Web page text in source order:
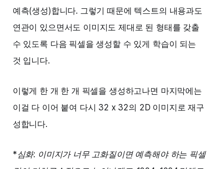
예측(생성)합니다. 그렇기 때문에 텍스트의 내용과도
연관이 있으면서도 이미지도 제대로 된 형태를 갖출
수 있도록 다음 픽셀을 생성할 수 있게 학습이 되는
것 입니다.
이렇게 한 개 한 개 픽셀을 생성하고나면 마지막에는
이걸 다 이어 붙여 다시 32 x 32의 2D 이미지로 재구
성합니다.
*심화: 이미지가 너무 고화질이면 예측해야 하는 픽셀